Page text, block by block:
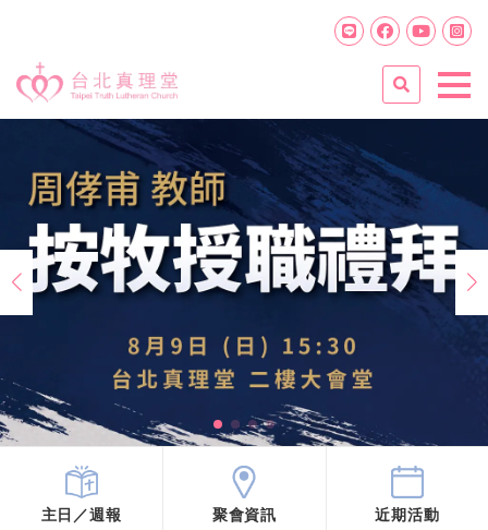
主日／週報 聚會資訊 近期活動